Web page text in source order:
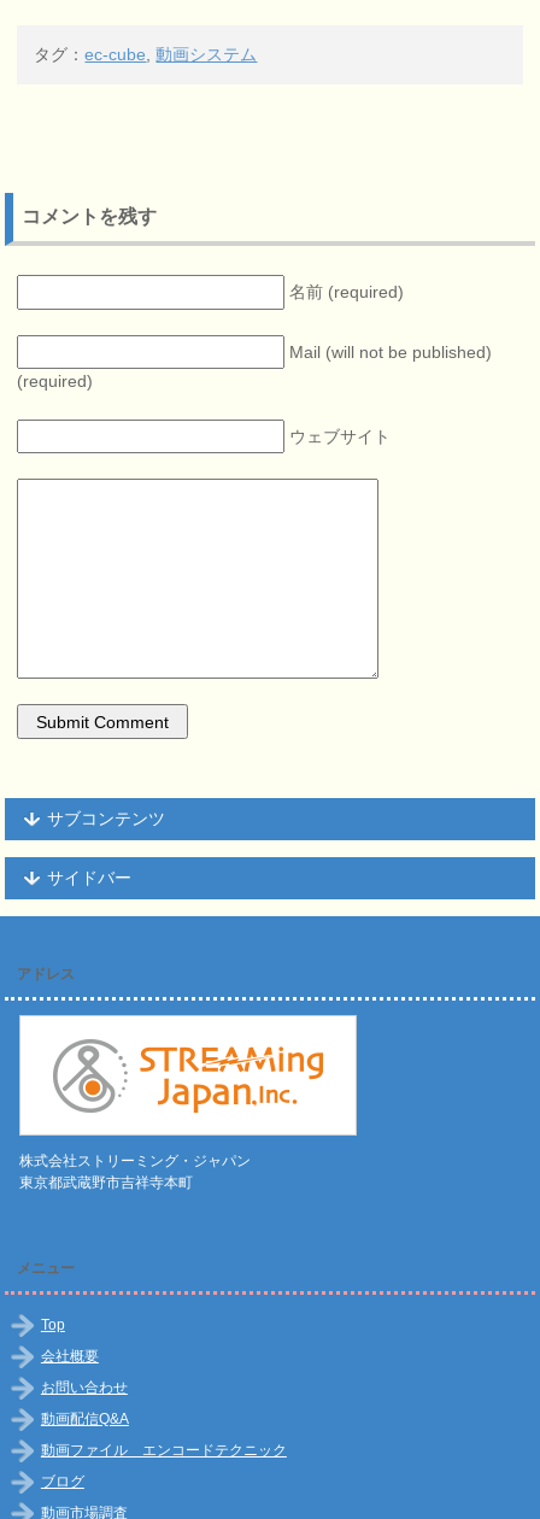
タグ：ec-cube,動画システム
コメントを残す
名前 (required)
Mail (will not be published)
(required)
ウェブサイト
サブコンテンツ
サイドバー
アドレス
株式会社ストリーミング・ジャパン
東京都武蔵野市吉祥寺本町
メニュー
Top
会社概要
お問い合わせ
動画配信Q&A
動画ファイル エンコードテクニック
ブログ
動画市場調査